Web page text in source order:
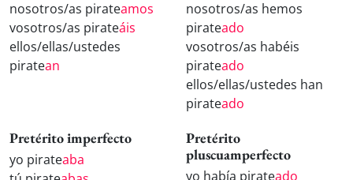
nosotros/as pirateamos
vosotros/as pirateáis
ellos/ellas/ustedes
piratean
nosotros/as hemos
pirateado
vosotros/as habéis
pirateado
ellos/ellas/ustedes han
pirateado
Pretérito imperfecto
yo pirateaba
Pretérito
pluscuamperfecto
yo había pirateado